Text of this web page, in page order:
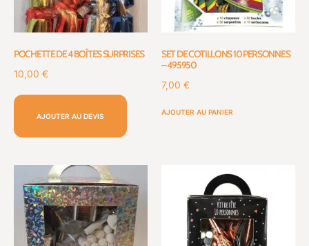
POCHETTE DE 4 BOÎTES SURPRISES
10,00 €
AJOUTER AU DEVIS
SET DE COTILLONS 10 PERSONNES
– 495950
7,00 €
AJOUTER AU PANIER